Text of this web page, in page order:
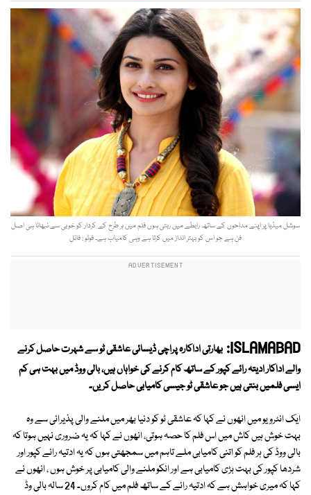
سوشل میڈیا پر اپنے مداحوں کے ساتھ رابطے میں رہتی ہوں فلم میں ہر طرح کے کردار کو خوبی سے نبھانا ہی اصل
فن ہے جو اس کو بہتر انداز میں کرتا ہے وہی کامیاب ہے۔ فوٹو : فائل
ISLAMABAD: بھارتی اداکارہ پراچی ڈیسائی عاشقی ٹو سے شہرت حاصل کرنے
والے اداکار ادیتہ رائے کپور کے ساتھ کام کرنے کی خواہاں ہیں، بالی ووڈ میں بہت ہی کم
ایسی فلمیں بنتی ہیں جو عاشقی ٹو جیسی کامیابی حاصل کریں۔
ایک انٹرویو میں انھوں نے کہا کہ عاشقی ٹو کو دنیا بھر میں ملنے والی پذیرائی سے وہ
بہت خوش ہیں کاش میں اس فلم کا حصہ ہوتی، انھوں نے کہا کہ یہ ضروری نہیں ہوتا کہ
بالی ووڈ کی ہر فلم کو اتنی کامیابی ملے تاہم میں سمجھتی ہوں کہ یہ ادتیہ رائے کپور اور
شردھا کپور کی بہت بڑی کامیابی ہے اور انکو ملنے والی کامیابی پر خوش ہوں ، انھوں نے
کہا کہ میری خواہش ہے کہ ادتیہ رائے کے ساتھ فلم میں کام کروں۔ 24 سالہ بالی وڈ